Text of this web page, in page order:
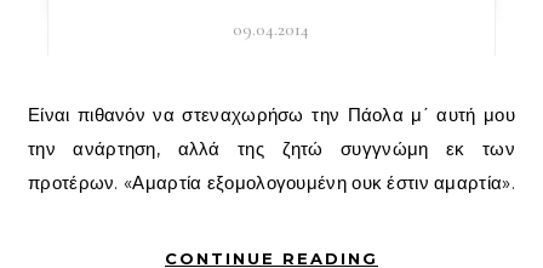
09.04.2014
Είναι πιθανόν να στεναχωρήσω την Πάολα μ΄ αυτή μου
την ανάρτηση, αλλά της ζητώ συγγνώμη εκ των
προτέρων. «Αμαρτία εξομολογουμένη ουκ έστιν αμαρτία».
CONTINUE READING